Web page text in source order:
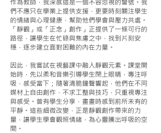
作為教師，我深感這是一個不容忽視的警號。我
們不應只在學業上提供支援，更要時刻關注學生
的情緒與心理健康，幫助他們學會與壓力共處。
「靜觀」或「正念」創作」正提供了一條可行的
路徑，讓學生在忙碌與焦慮之中，找到片刻安
穩，逐步建立面對困難的內在力量。
因此，我嘗試在視藝課中融入靜觀元素。課堂開
始時，先以柔和音樂引導學生閉上眼睛，專注呼
吸，感受當下；隨著清脆鐘聲響起，他們在不同
媒材上自由創作，不求工整與技巧，只重視專注
與感受。曾有學生分享，畫畫時感到前所未有的
平靜。這些細微改變，正是靜觀創作帶來的力
量，讓學生學會觀照情緒，為心靈騰出呼吸的空
間。